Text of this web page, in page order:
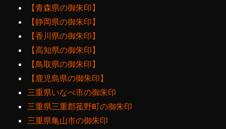
【青森県の御朱印】
【静岡県の御朱印】
【香川県の御朱印】
【高知県の御朱印】
【鳥取県の御朱印】
【鹿児島県の御朱印】
三重県いなべ市の御朱印
三重県三重郡菰野町の御朱印
三重県亀山市の御朱印